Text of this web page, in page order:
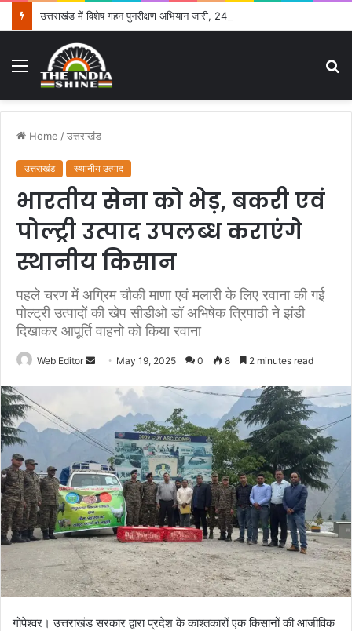
Menu
Home /उत्तराखंड
उत्तराखंड स्थानीय उत्पाद
भारतीय सेना को भेड़, बकरी एवं
पोल्ट्री उत्पाद उपलब्ध कराएंगे
स्थानीय किसान
पहले चरण में अग्रिम चौकी माणा एवं मलारी के लिए रवाना की गई
पोल्ट्री उत्पादों की खेप सीडीओ डॉ अभिषेक त्रिपाठी ने झंडी
दिखाकर आपूर्ति वाहनो को किया रवाना
Web Editor
e
m
a
i
May 19, 2025 0 8 2 minutes read
गोपेश्वर। उत्तराखंड सरकार द्वारा प्रदेश के काश्तकारों एक किसानों की आजीविक